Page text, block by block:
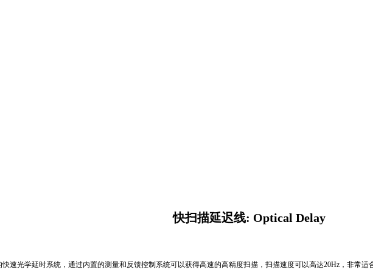
快扫描延迟线: Optical Delay
速光学延时系统，通过内置的测量和反馈控制系统可以获得高速的高精度扫描，扫描速度可以高达20Hz，非常